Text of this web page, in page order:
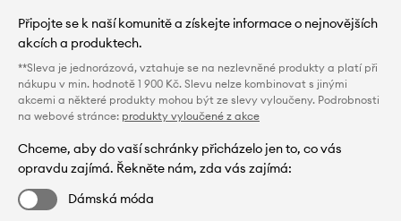
Připojte se k naší komunitě a získejte informace o nejnovějších
akcích a produktech.
**Sleva je jednorázová, vztahuje se na nezlevněné produkty a platí při
nákupu v min. hodnotě 1 900 Kč. Slevu nelze kombinovat s jinými
akcemi a některé produkty mohou být ze slevy vyloučeny. Podrobnosti
na webové stránce: produkty vyloučené z akce
Chceme, aby do vaší schránky přicházelo jen to, co vás
opravdu zajímá. Řekněte nám, zda vás zajímá:
Dámská móda